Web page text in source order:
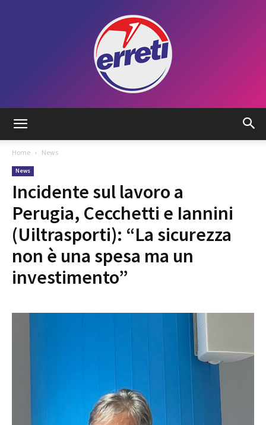
Home News
News
Incidente sul lavoro a
Perugia, Cecchetti e Iannini
(Uiltrasporti): “La sicurezza
non è una spesa ma un
investimento”